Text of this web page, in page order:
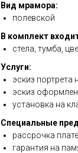
Вид мрамора:
полевской
В комплект
стела, тумба,
Услуги:
эскиз портрета
эскиз
установка на
Специальные
рассрочка
гарантия на